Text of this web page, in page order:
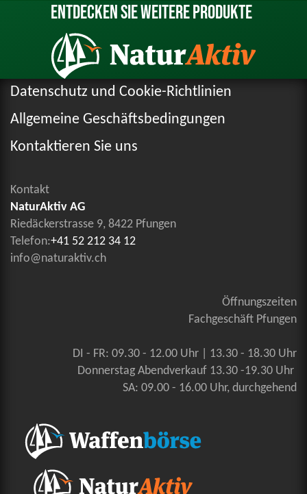
Entdecken Sie weitere Produkte
Datenschutz und Cookie-Richtlinien
Allgemeine Geschäftsbedingungen
Kontaktieren Sie uns
Kontakt
NaturAktiv AG
Riedäckerstrasse 9, 8422 Pfungen
Telefon:+41 52 212 34 12
info@naturaktiv.ch
Öffnungszeiten
Fachgeschäft Pfungen
DI - FR: 09.30 - 12.00 Uhr | 13.30 - 18.30 Uhr
Donnerstag Abendverkauf 13.30 -19.30 Uhr
SA: 09.00 - 16.00 Uhr, durchgehend